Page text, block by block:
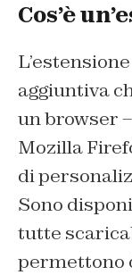
Cos’è
aggiuntiva
un browser
Mozilla
di
Sono
tutte
permettono